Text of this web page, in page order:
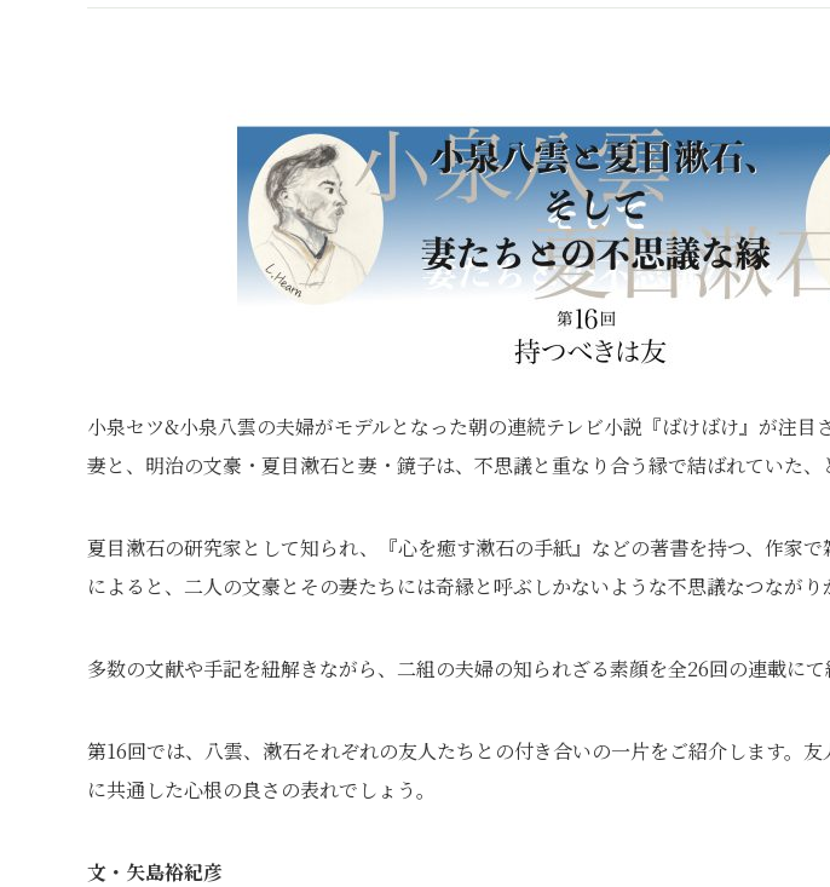
小泉セツ&小泉八雲の夫婦がモデルとなった朝の連続テレビ小説『ばけばけ』が注目
妻と、明治の文豪・夏目漱石と妻・鏡子は、不思議と重なり合う縁で結ばれていた、
夏目漱石の研究家として知られ、『心を癒す漱石の手紙』などの著書を持つ、作家
によると、二人の文豪とその妻たちには奇縁と呼ぶしかないような不思議なつながり
多数の文献や手記を紐解きながら、二組の夫婦の知られざる素顔を全26回の連載にて
第16回では、八雲、漱石それぞれの友人たちとの付き合いの一片をご紹介します。
に共通した心根の良さの表れでしょう。
文・矢島裕紀彦